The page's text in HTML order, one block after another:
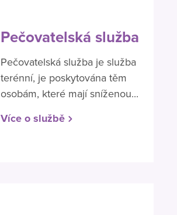
Pečovatelská služba
Pečovatelská služba je služba
terénní, je poskytována těm
osobám, které mají sníženou...
Více o službě